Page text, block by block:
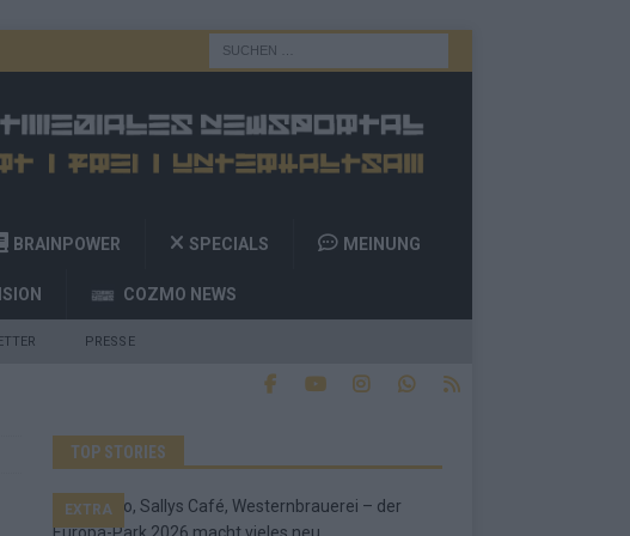
BRAINPOWER SPECIALS MEINUNG
COZMO NEWS
PRESSE
TOP STORIES
EXTRA